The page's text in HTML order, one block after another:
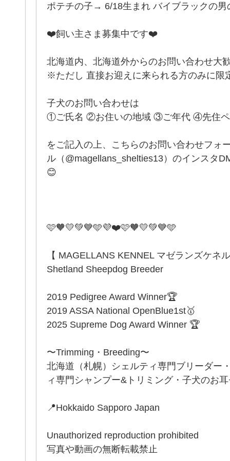
ポテチの子→ 6/18生まれ バイブラックの男
❤️飼い主さま募集中です❤️
北海道内、北海道外からのお問い合わせ大
※ただし 直接お迎えに来られる方のみに限
子犬のお問い合わせは
①ご氏名 ②お住いの地域 ③ご年代 ④先住ペ
をご記入の上、こちらのお問い合わせフォ
ル（@magellans_shelties13）のインスタ
😊
️🩷🧡💛💚💙🩵💜❤️🩷🧡💛💚💙🩵
【 MAGELLANS KENNEL マゼランズケネ
Shetland Sheepdog Breeder
2019 Pedigree Award Winner🏆
2019 ASSA National OpenBlue1st🥇
2025 Supreme Dog Award Winner 🏆
〜Trimming・Breeding〜
北海道（札幌）シェルティ専門ブリーダー
ィ専門シャンプー&トリミング・子犬のお
📍Hokkaido Sapporo Japan
Unauthorized reproduction prohibited
写真や動画の無断転載禁止